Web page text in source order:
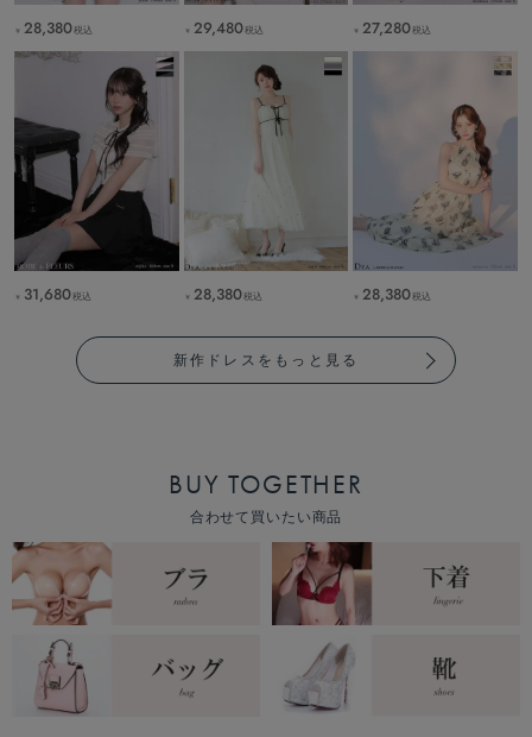
￥ 28,380税込 ￥ 29,480税込 ￥ 27,280税込
￥ 31,680税込 ￥ 28,380税込 ￥ 28,380税込
新作ドレスをもっと見る
BUY TOGETHER
合わせて買いたい商品